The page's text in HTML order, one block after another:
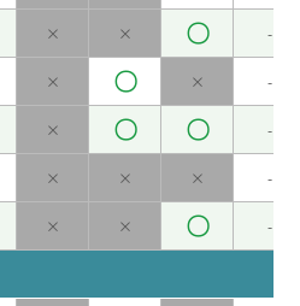
非常广。衣服可以和帽子
配，酒可以和下酒菜搭
配。只要两个或多个事物
互相补充，就可以使用“搭
( 男性 )
。一个星期喝一次无酒精
吧。
× × 〇 -
× 〇 × -
× 〇 〇 -
× × × -
× × 〇 -